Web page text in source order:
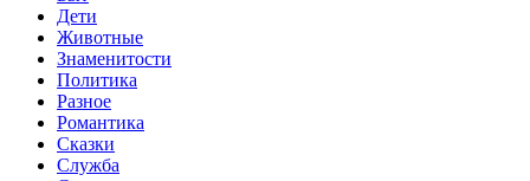
Дети
Животные
Знаменитости
Политика
Разное
Романтика
Сказки
Служба